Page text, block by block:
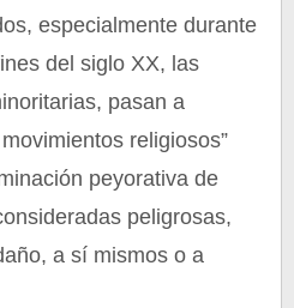
especialmente durante
del siglo XX, las
pasan a
religiosos”
peyorativa de
peligrosas,
a sí mismos o a